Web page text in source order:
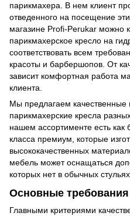
парикмахера. В нем клиент
отведенного на посещение
магазине Profi-Perukar можно
парикмахерское кресло на
соответствовать всем
красоты и барбершопов. От
зависит комфортная работа
клиента.
Мы предлагаем качественные
парикмахерские кресла
нашем ассортименте есть
класса премиум, которые
высококачественных
мебель может оснащаться
которых нет в обычных
Основные
Главными критериями